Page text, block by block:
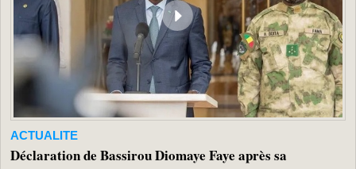
ACTUALITE
Déclaration de Bassirou Diomaye Faye après sa